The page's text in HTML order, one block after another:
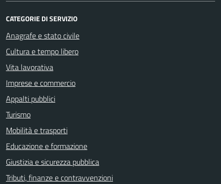
CATEGORIE DI SERVIZIO
Anagrafe e stato civile
Cultura e tempo libero
Vita lavorativa
Imprese e commercio
Appalti pubblici
Turismo
Mobilità e trasporti
Educazione e formazione
Giustizia e sicurezza pubblica
Tributi, finanze e contravvenzioni